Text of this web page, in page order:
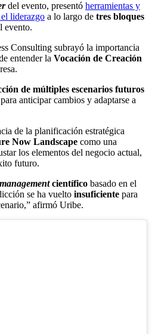
del evento, presentó herramientas y
liderazgo a lo largo de tres bloques
evento.
Consulting subrayó la importancia
entender la Vocación de Creación
de múltiples escenarios futuros
anticipar cambios y adaptarse a
de la planificación estratégica
Now Landscape como una
los elementos del negocio actual,
futuro.
managementcientífico basado en el
se ha vuelto insuficiente para
afirmó Uribe.